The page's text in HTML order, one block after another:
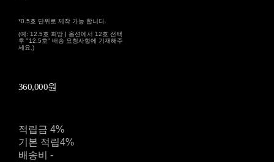
*0.5호 단위로 제작 가능 합니다.
(예: 12.5호 희망 | 옵션에서 12호 선택
후 "12.5호" 배송 요청사항에 기재해주
세요.)
360,000원
적립금 4%
기본 적립4%
배송비 -